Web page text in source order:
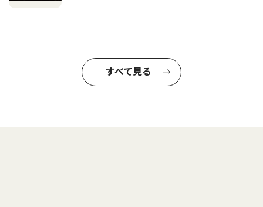
すべて見る